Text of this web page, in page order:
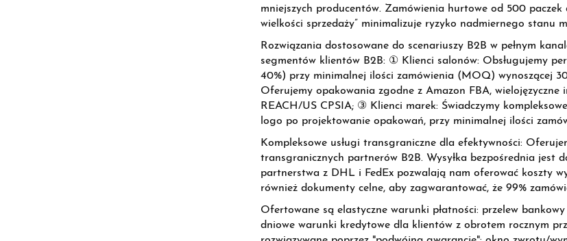
mniejszych producentów. Zamówienia hurtowe od 500
wielkości sprzedaży” minimalizuje ryzyko nadmiernego stanu
Rozwiązania dostosowane do scenariuszy B2B w pełnym
segmentów klientów B2B: ① Klienci salonów: Obsługujemy
40%) przy minimalnej ilości zamówienia (MOQ) wynoszącej
Oferujemy opakowania zgodne z Amazon FBA,
REACH/US CPSIA; ③ Klienci marek: Świadczymy
logo po projektowanie opakowań, przy minimalnej ilości
Kompleksowe usługi transgraniczne dla efektywności:
transgranicznych partnerów B2B. Wysyłka bezpośrednia
partnerstwa z DHL i FedEx pozwalają nam oferować koszty
również dokumenty celne, aby zagwarantować, że 99%
Ofertowane są elastyczne warunki płatności: przelew
dniowe warunki kredytowe dla klientów z obrotem rocznym